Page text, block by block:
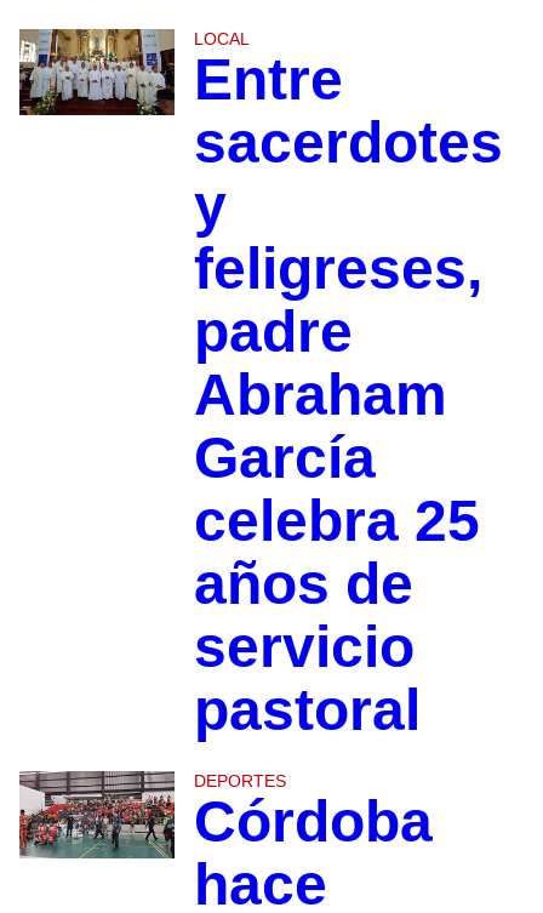
LOCAL
Entre
sacerdotes
y
feligreses,
padre
Abraham
García
celebra 25
años de
servicio
pastoral
DEPORTES
Córdoba
hace